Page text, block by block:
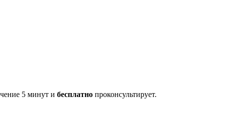
5 минут и бесплатно проконсультирует.